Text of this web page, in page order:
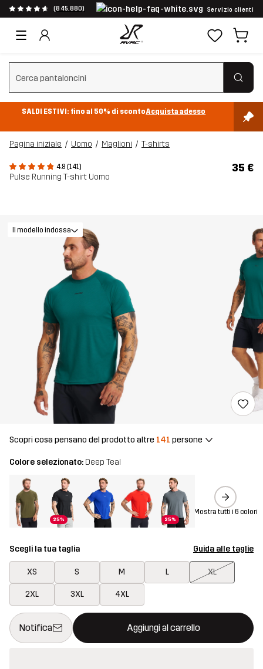
(845.880) Servizio clienti
Cancella ricerca
SALDI ESTIVI: fino al 50% di scontoAcquista adesso
Pagina iniziale Uomo Maglioni T-shirts
4.8 (141)
Pulse Running T-shirt Uomo
35 €
Il modello indossa
Scopri cosa pensano del prodotto altre 141 persone
Colore selezionato: Deep Teal
25% 25%
Mostra tutti i 6 colori
Scegli la tua taglia Guida alle taglie
XS S M L XL
2XL 3XL 4XL
Notifica Aggiungi al carrello
Questo tasto aprirà una finestra modale per confermare un
{{size}} non disponibile